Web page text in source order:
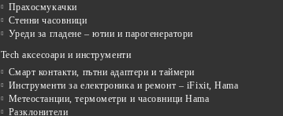
Прахосмукачки
Стенни часовници
Уреди за гладене – ютии и парогенератори
Tech аксесоари и инструменти
Смарт контакти, пътни адаптери и таймери
Инструменти за електроника и ремонт – iFixit, Hama
Метеостанции, термометри и часовници Hama
Разклонители